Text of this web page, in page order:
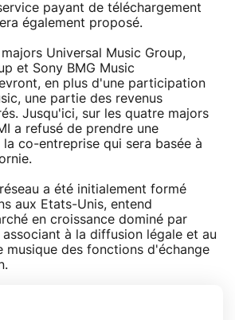
payant de téléchargement
également proposé.
Universal Music Group,
et Sony BMG Music
en plus d'une participation
une partie des revenus
Jusqu'ici, sur les quatre majors
a refusé de prendre une
co-entreprise qui sera basée à
a été initialement formé
aux Etats-Unis, entend
en croissance dominé par
associant à la diffusion légale et au
musique des fonctions d'échange